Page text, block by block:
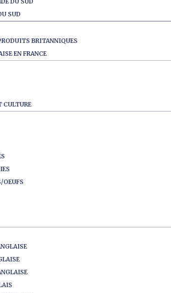
SUD
BRITANNIQUES
EN FRANCE
CULTURE
OEUFS